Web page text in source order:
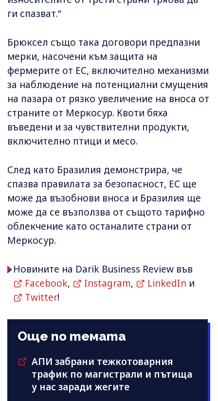
ги спазват.“
Брюксел също така договори предпазни
мерки, насочени към защита на
фермерите от ЕС, включително механизми
за наблюдение на потенциални смущения
на пазара от рязко увеличение на вноса от
страните от Меркосур. Квоти бяха
въведени и за чувствителни продукти,
включително птици и месо.
След като Бразилия демонстрира, че
спазва правилата за безопасност, ЕС ще
може да възобнови вноса и Бразилия ще
може да се възползва от същото тарифно
облекчение като останалите страни от
Меркосур.
Новините на Darik Business Review във
Facebook, Instagram, LinkedIn и
Twitter!
Още по темата
АПИ забрани тежкотоварния
трафик по магистрали и пътища
у нас заради жегите